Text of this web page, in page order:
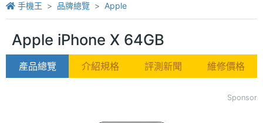
手機王 品牌總覽 Apple
Apple iPhone X 64GB
產品總覽 介紹規格 評測新聞 維修價格
Sponsor